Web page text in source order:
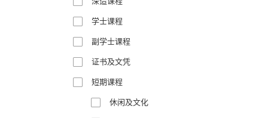
学士课程
副学士课程
证书及文凭
短期课程
休闲及文化